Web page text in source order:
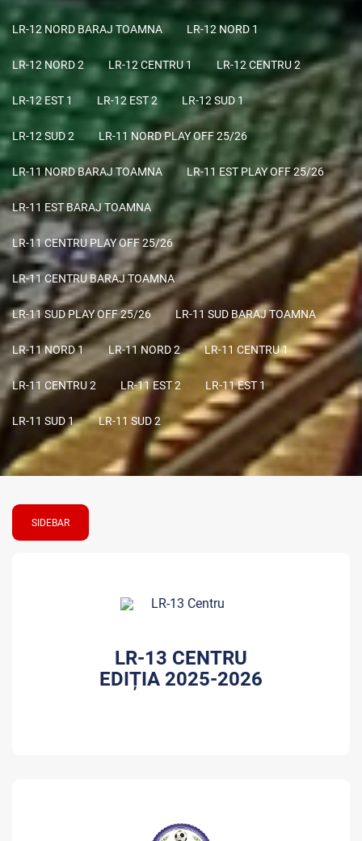
LR-12 NORD BARAJ TOAMNA LR-12 NORD 1
LR-12 NORD 2 LR-12 CENTRU 1 LR-12 CENTRU 2
LR-12 EST 1 LR-12 EST 2 LR-12 SUD 1
LR-12 SUD 2 LR-11 NORD PLAY OFF 25/26
LR-11 NORD BARAJ TOAMNA LR-11 EST PLAY OFF 25/26
LR-11 EST BARAJ TOAMNA
LR-11 CENTRU PLAY OFF 25/26
LR-11 CENTRU BARAJ TOAMNA
LR-11 SUD PLAY OFF 25/26 LR-11 SUD BARAJ TOAMNA
LR-11 NORD 1 LR-11 NORD 2 LR-11 CENTRU 1
LR-11 CENTRU 2 LR-11 EST 2 LR-11 EST 1
LR-11 SUD 1 LR-11 SUD 2
SIDEBAR
LR-13 CENTRU
EDIȚIA 2025-2026